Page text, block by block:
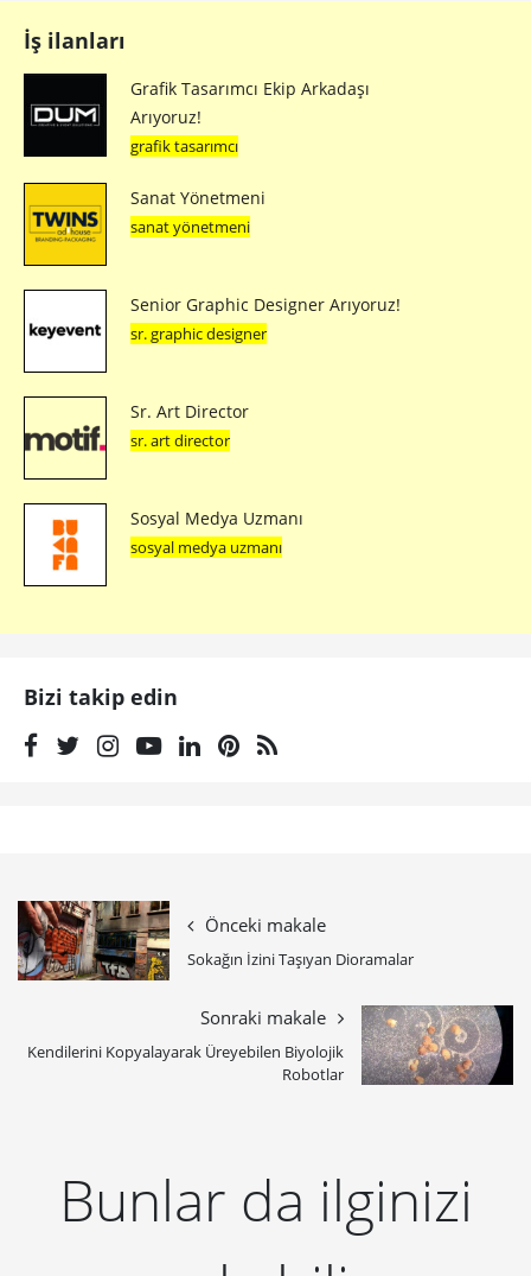
İş ilanları
Grafik Tasarımcı Ekip Arkadaşı
Arıyoruz!
grafik tasarımcı
Sanat Yönetmeni
sanat yönetmeni
Senior Graphic Designer Arıyoruz!
sr. graphic designer
Sr. Art Director
sr. art director
Sosyal Medya Uzmanı
sosyal medya uzmanı
Bizi takip edin
Önceki makale
Sokağın İzini Taşıyan Dioramalar
Sonraki makale
Kendilerini Kopyalayarak Üreyebilen Biyolojik
Robotlar
Bunlar da ilginizi